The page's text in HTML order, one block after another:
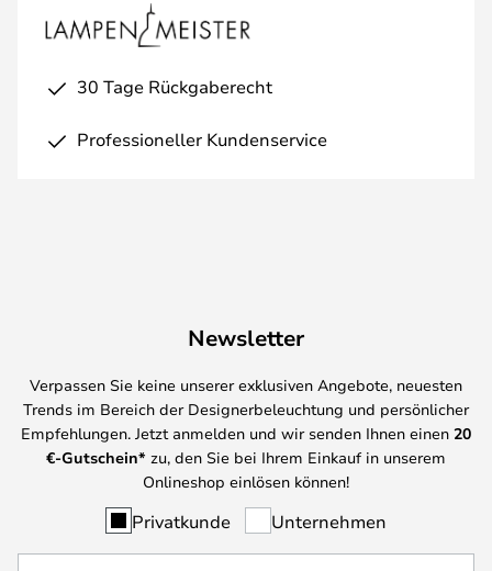
30 Tage Rückgaberecht
Professioneller Kundenservice
Newsletter
Verpassen Sie keine unserer exklusiven Angebote, neuesten
Trends im Bereich der Designerbeleuchtung und persönlicher
Empfehlungen. Jetzt anmelden und wir senden Ihnen einen 20
€-Gutschein* zu, den Sie bei Ihrem Einkauf in unserem
Onlineshop einlösen können!
Privatkunde Unternehmen